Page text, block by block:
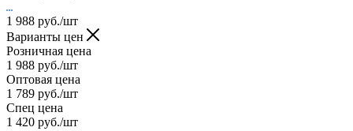
1 988 руб./шт
Варианты цен
Розничная цена
1 988 руб./шт
Оптовая цена
1 789 руб./шт
Спец цена
1 420 руб./шт